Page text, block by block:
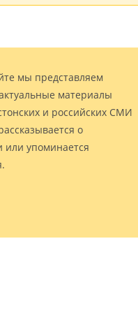
мы представляем
материалы
и российских СМИ
о
упоминается